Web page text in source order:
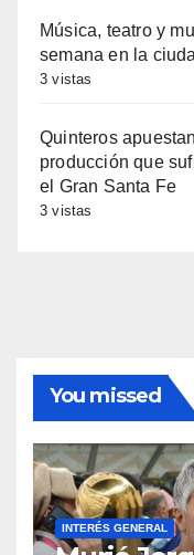
Música, teatro y
semana en la
3 vistas
Quinteros
producción que
el Gran Santa Fe
3 vistas
You missed
INTERÉS GENERAL